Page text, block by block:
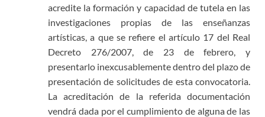
acredite la formación y capacidad de tutela en las
investigaciones propias de las enseñanzas
artísticas, a que se refiere el artículo 17 del Real
Decreto 276/2007, de 23 de febrero, y
presentarlo inexcusablemente dentro del plazo de
presentación de solicitudes de esta convocatoria.
La acreditación de la referida documentación
vendrá dada por el cumplimiento de alguna de las